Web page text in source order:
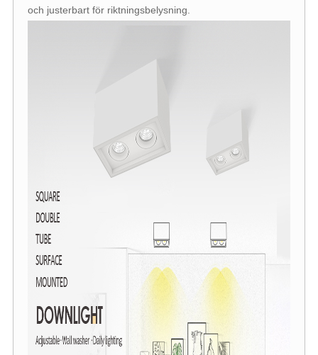
och justerbart för riktningsbelysning.